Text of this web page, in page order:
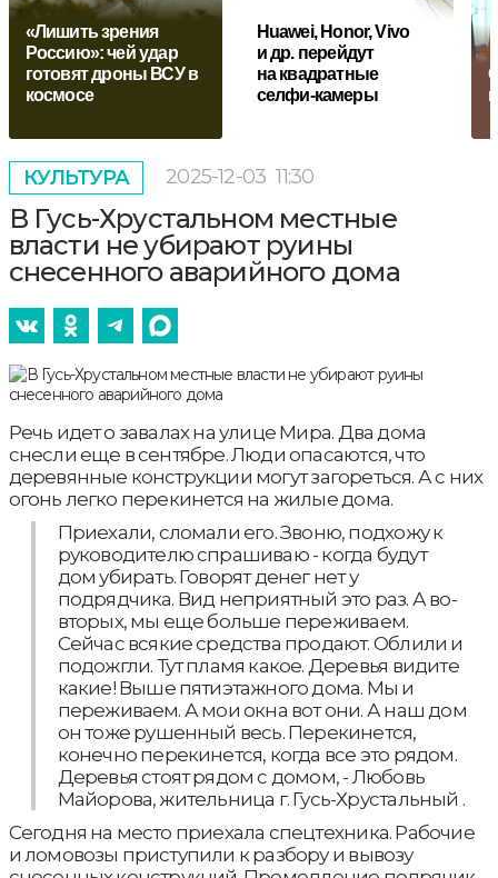
«Лишить зрения
Россию»: чей удар
готовят дроны ВСУ в
космосе
Huawei, Honor, Vivo
и др. перейдут
на квадратные
селфи-камеры
КУЛЬТУРА 2025-12-03 11:30
В Гусь-Хрустальном местные
власти не убирают руины
снесенного аварийного дома
Речь идет о завалах на улице Мира. Два дома
снесли еще в сентябре. Люди опасаются, что
деревянные конструкции могут загореться. А с них
огонь легко перекинется на жилые дома.
Приехали, сломали его. Звоню, подхожу к
руководителю спрашиваю - когда будут
дом убирать. Говорят денег нет у
подрядчика. Вид неприятный это раз. А во-
вторых, мы еще больше переживаем.
Сейчас всякие средства продают. Облили и
подожгли. Тут пламя какое. Деревья видите
какие! Выше пятиэтажного дома. Мы и
переживаем. А мои окна вот они. А наш дом
он тоже рушенный весь. Перекинется,
конечно перекинется, когда все это рядом.
Деревья стоят рядом с домом, - Любовь
Майорова, жительница г. Гусь-Хрустальный .
Сегодня на место приехала спецтехника. Рабочие
и ломовозы приступили к разбору и вывозу